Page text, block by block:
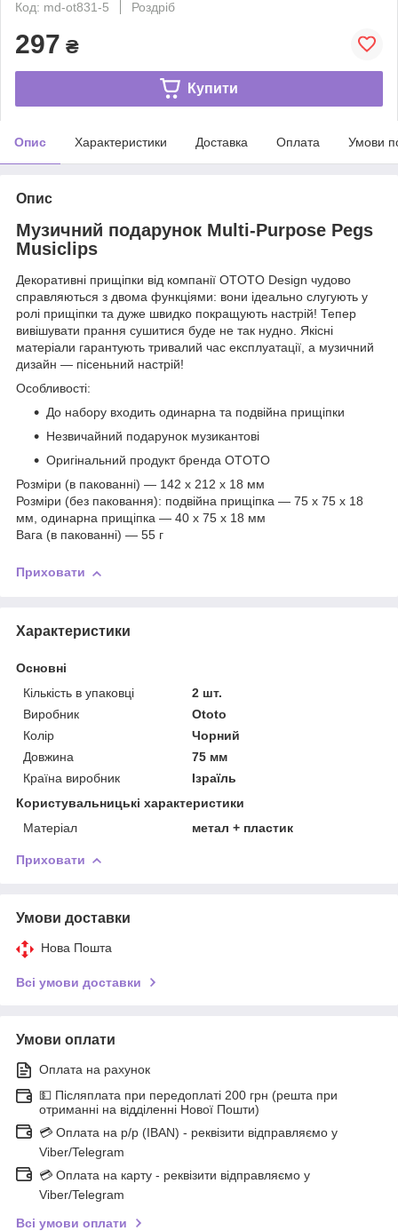
Код: md-ot831-5
Роздріб
297 ₴
Купити
Опис Характеристики Доставка Оплата Умови
Опис
Музичний подарунок Multi-Purpose Pegs
Musiclips
Декоративні прищіпки від компанії OTOTO Design чудово
справляються з двома функціями: вони ідеально слугують у
ролі прищіпки та дуже швидко покращують настрій! Тепер
вивішувати прання сушитися буде не так нудно. Якісні
матеріали гарантують тривалий час експлуатації, а музичний
дизайн — пісеньний настрій!
Особливості:
До набору входить одинарна та подвійна прищіпки
Незвичайний подарунок музикантові
Оригінальний продукт бренда OTOTO
Розміри (в пакованні) — 142 x 212 x 18 мм
Розміри (без паковання): подвійна прищіпка — 75 x 75 x 18
мм, одинарна прищіпка — 40 x 75 x 18 мм
Вага (в пакованні) — 55 г
Приховати
Характеристики
Основні
Кількість в упаковці
2 шт.
Виробник
Ototo
Колір
Чорний
Довжина
75 мм
Країна виробник
Ізраїль
Користувальницькі характеристики
Матеріал
метал + пластик
Приховати
Умови доставки
Нова Пошта
Всі умови доставки
Умови оплати
Оплата на рахунок
💵 Післяплата при передоплаті 200 грн (решта при
отриманні на відділенні Нової Пошти)
💳 Оплата на р/р (IBAN) - реквізити відправляємо у
Viber/Telegram
💳 Оплата на карту - реквізити відправляємо у
Viber/Telegram
Всі умови оплати